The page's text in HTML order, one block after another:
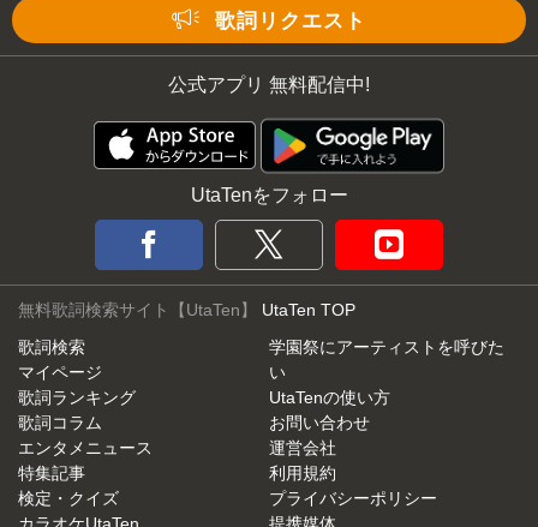
歌詞リクエスト
公式アプリ 無料配信中!
UtaTenをフォロー
無料歌詞検索サイト【UtaTen】 UtaTen TOP
歌詞検索
マイページ
歌詞ランキング
歌詞コラム
エンタメニュース
特集記事
検定・クイズ
学園祭にアーティストを呼びた
い
UtaTenの使い方
お問い合わせ
運営会社
利用規約
プライバシーポリシー